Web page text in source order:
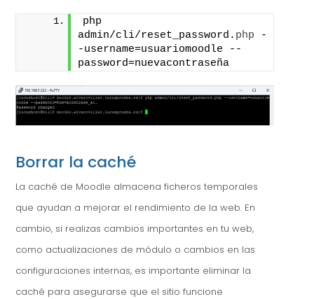
php
admin/cli/reset_password. php -
-username=usuariomoodle --
password=nuevacontraseña
Borrar la caché
La caché de Moodle almacena ficheros temporales
que ayudan a mejorar el rendimiento de la web. En
cambio, si realizas cambios importantes en tu web,
como actualizaciones de módulo o cambios en las
configuraciones internas, es importante eliminar la
caché para asegurarse que el sitio funcione